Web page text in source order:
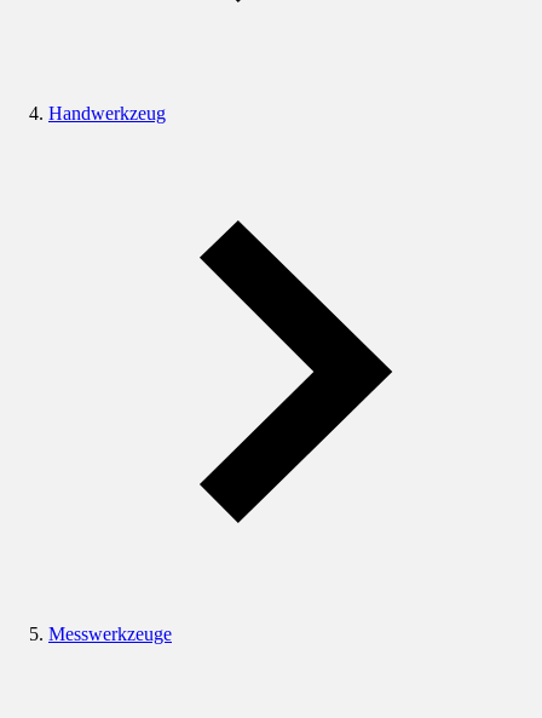
Handwerkzeug
Messwerkzeuge